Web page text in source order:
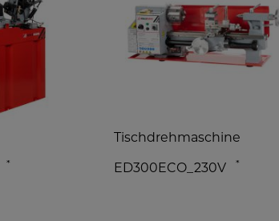
*
Tischdrehmaschine
ED300ECO_230V
*